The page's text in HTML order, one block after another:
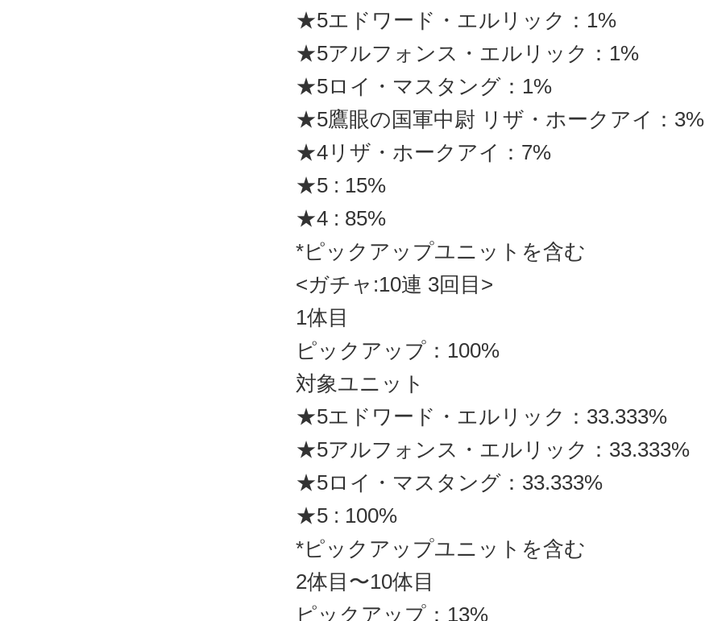
★5エドワード・エルリック：1%
★5アルフォンス・エルリック：1%
★5ロイ・マスタング：1%
★5鷹眼の国軍中尉 リザ・ホークアイ：3%
★4リザ・ホークアイ：7%
★5 : 15%
★4 : 85%
*ピックアップユニットを含む
<ガチャ:10連 3回目>
1体目
ピックアップ：100%
対象ユニット
★5エドワード・エルリック：33.333%
★5アルフォンス・エルリック：33.333%
★5ロイ・マスタング：33.333%
★5 : 100%
*ピックアップユニットを含む
2体目〜10体目
ピックアップ：13%